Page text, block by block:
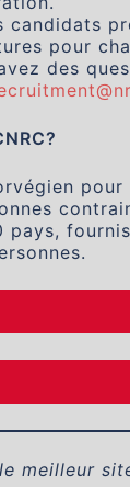
candidats
pour
des
pays,
le meilleur